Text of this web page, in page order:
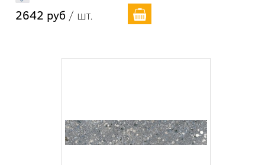
2642 руб / шт.